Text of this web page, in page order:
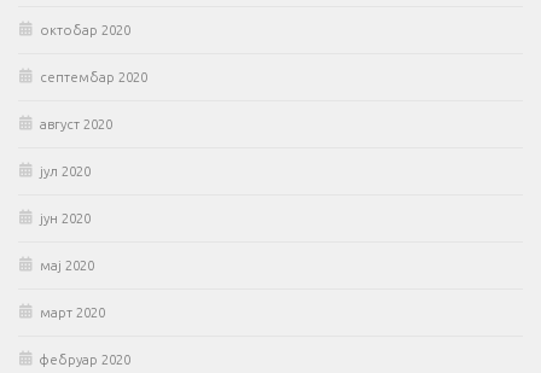
октобар 2020
септембар 2020
август 2020
јул 2020
јун 2020
мај 2020
март 2020
фебруар 2020